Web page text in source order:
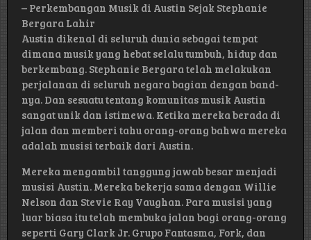
– Perkembangan Musik di Austin Sejak Stephanie
Bergara Lahir
Austin dikenal di seluruh dunia sebagai tempat
dimana musik yang hebat selalu tumbuh, hidup dan
berkembang. Stephanie Bergara telah melakukan
perjalanan di seluruh negara bagian dengan band-
nya. Dan sesuatu tentang komunitas musik Austin
sangat unik dan istimewa. Ketika mereka berada di
jalan dan memberi tahu orang-orang bahwa mereka
adalah musisi terbaik dari Austin.
Mereka mengambil tanggung jawab besar menjadi
musisi Austin. Mereka bekerja sama dengan Willie
Nelson dan Stevie Ray Vaughan. Para musisi yang
luar biasa itu telah membuka jalan bagi orang-orang
seperti Gary Clark Jr. Grupo Fantasma, Fork, dan